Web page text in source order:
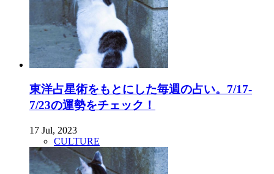
東洋占星術をもとにした毎週の占い。7/17-
7/23の運勢をチェック！
17 Jul, 2023
CULTURE